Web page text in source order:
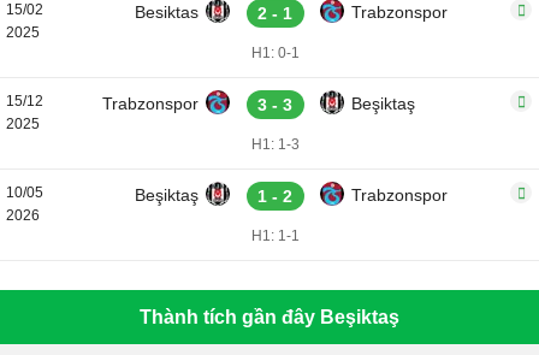
15/02
2025
Besiktas 2 - 1 Trabzonspor
H1: 0-1
15/12
2025
Trabzonspor 3 - 3 Beşiktaş
H1: 1-3
10/05
2026
Beşiktaş 1 - 2 Trabzonspor
H1: 1-1
Thành tích gần đây Beşiktaş